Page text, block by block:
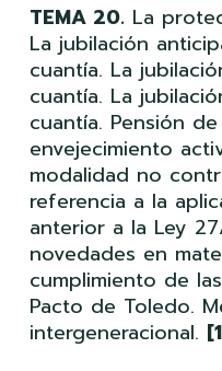
TEMA 20. La
La jubilación
cuantía. La
cuantía. La
cuantía. Pensión
envejecimiento
modalidad no
referencia a la
anterior a la Ley
novedades en
cumplimiento de
Pacto de Toledo.
intergeneracional.